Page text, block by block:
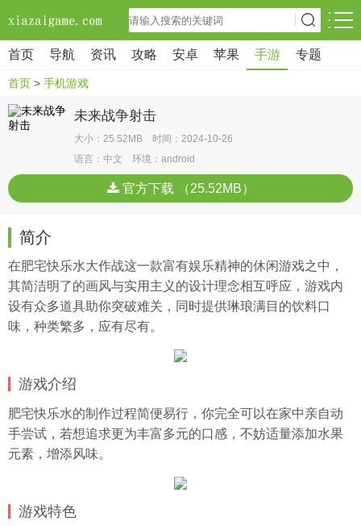
首页 导航 资讯 攻略 安卓 苹果 手游 专题
首页 > 手机游戏
未来战争射击
大小：25.52MB 时间：2024-10-26
语言：中文 环境：android
官方下载 （25.52MB）
简介
在肥宅快乐水大作战这一款富有娱乐精神的休闲游戏之中，
其简洁明了的画风与实用主义的设计理念相互呼应，游戏内
设有众多道具助你突破难关，同时提供琳琅满目的饮料口
味，种类繁多，应有尽有。
游戏介绍
肥宅快乐水的制作过程简便易行，你完全可以在家中亲自动
手尝试，若想追求更为丰富多元的口感，不妨适量添加水果
元素，增添风味。
游戏特色